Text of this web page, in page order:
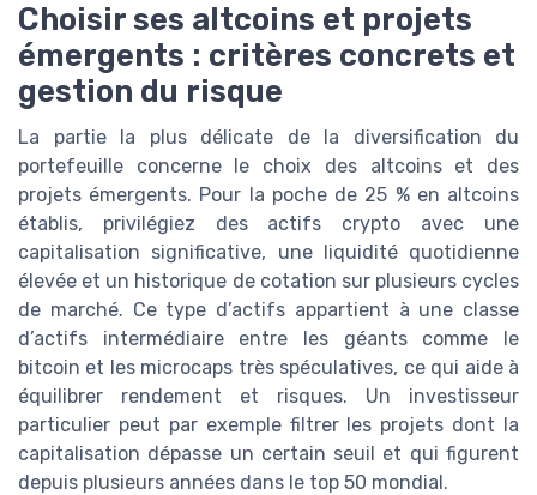
Choisir ses altcoins et projets
émergents : critères concrets et
gestion du risque
La partie la plus délicate de la diversification du
portefeuille concerne le choix des altcoins et des
projets émergents. Pour la poche de 25 % en altcoins
établis, privilégiez des actifs crypto avec une
capitalisation significative, une liquidité quotidienne
élevée et un historique de cotation sur plusieurs cycles
de marché. Ce type d’actifs appartient à une classe
d’actifs intermédiaire entre les géants comme le
bitcoin et les microcaps très spéculatives, ce qui aide à
équilibrer rendement et risques. Un investisseur
particulier peut par exemple filtrer les projets dont la
capitalisation dépasse un certain seuil et qui figurent
depuis plusieurs années dans le top 50 mondial.